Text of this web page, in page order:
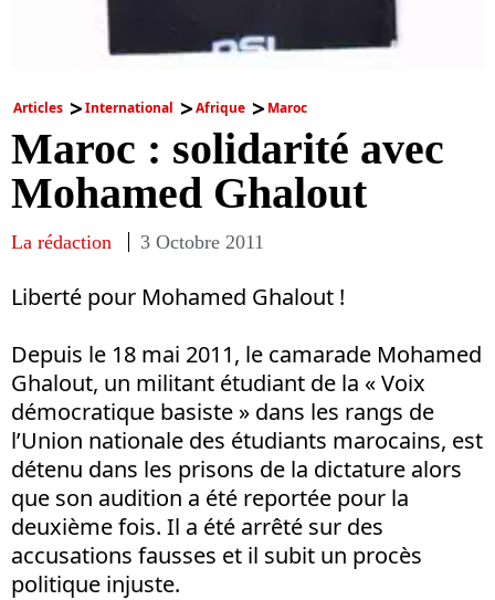
Articles International Afrique Maroc
Maroc : solidarité avec
Mohamed Ghalout
La rédaction 3 Octobre 2011
Liberté pour Mohamed Ghalout !
Depuis le 18 mai 2011, le camarade Mohamed
Ghalout, un militant étudiant de la « Voix
démocratique basiste » dans les rangs de
l’Union nationale des étudiants marocains, est
détenu dans les prisons de la dictature alors
que son audition a été reportée pour la
deuxième fois. Il a été arrêté sur des
accusations fausses et il subit un procès
politique injuste.